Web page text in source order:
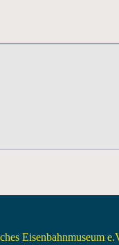
Eisenbahnmuseum